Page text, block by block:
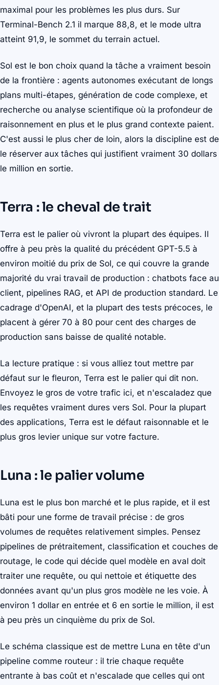
maximal pour les problèmes les plus durs. Sur
Terminal-Bench 2.1 il marque 88,8, et le mode ultra
atteint 91,9, le sommet du terrain actuel.
Sol est le bon choix quand la tâche a vraiment besoin
de la frontière : agents autonomes exécutant de longs
plans multi-étapes, génération de code complexe, et
recherche ou analyse scientifique où la profondeur de
raisonnement en plus et le plus grand contexte paient.
C'est aussi le plus cher de loin, alors la discipline est de
le réserver aux tâches qui justifient vraiment 30 dollars
le million en sortie.
Terra : le cheval de trait
Terra est le palier où vivront la plupart des équipes. Il
offre à peu près la qualité du précédent GPT-5.5 à
environ moitié du prix de Sol, ce qui couvre la grande
majorité du vrai travail de production : chatbots face au
client, pipelines RAG, et API de production standard. Le
cadrage d'OpenAI, et la plupart des tests précoces, le
placent à gérer 70 à 80 pour cent des charges de
production sans baisse de qualité notable.
La lecture pratique : si vous alliez tout mettre par
défaut sur le fleuron, Terra est le palier qui dit non.
Envoyez le gros de votre trafic ici, et n'escaladez que
les requêtes vraiment dures vers Sol. Pour la plupart
des applications, Terra est le défaut raisonnable et le
plus gros levier unique sur votre facture.
Luna : le palier volume
Luna est le plus bon marché et le plus rapide, et il est
bâti pour une forme de travail précise : de gros
volumes de requêtes relativement simples. Pensez
pipelines de prétraitement, classification et couches de
routage, le code qui décide quel modèle en aval doit
traiter une requête, ou qui nettoie et étiquette des
données avant qu'un plus gros modèle ne les voie. À
environ 1 dollar en entrée et 6 en sortie le million, il est
à peu près un cinquième du prix de Sol.
Le schéma classique est de mettre Luna en tête d'un
pipeline comme routeur : il trie chaque requête
entrante à bas coût et n'escalade que celles qui ont